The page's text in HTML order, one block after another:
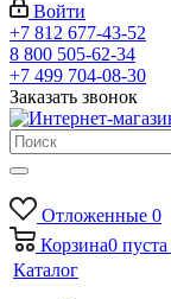
Войти
+7 812 677-43-52
8 800 505-62-34
+7 499 704-08-30
Заказать звонок
Отложенные 0
Корзина0 пуста
Каталог